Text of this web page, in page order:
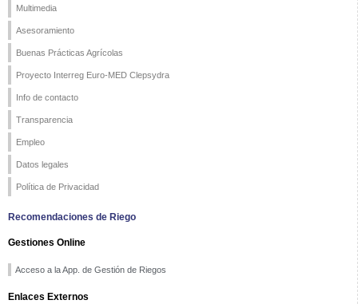
Multimedia
Asesoramiento
Buenas Prácticas Agrícolas
Proyecto Interreg Euro-MED Clepsydra
Info de contacto
Transparencia
Empleo
Datos legales
Política de Privacidad
Recomendaciones de Riego
Gestiones Online
Acceso a la App. de Gestión de Riegos
Enlaces Externos